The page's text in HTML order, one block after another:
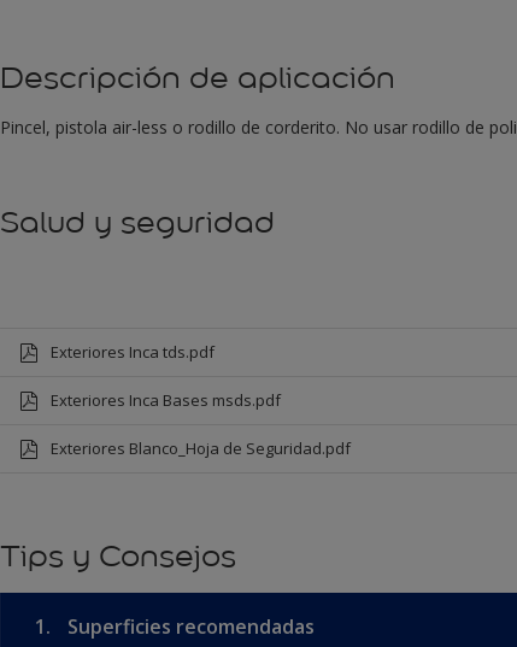
Descripción de aplicación
Pincel, pistola air-less o rodillo de corderito. No usar rodillo de
Salud y seguridad
Exteriores Inca tds.pdf
Exteriores Inca Bases msds.pdf
Exteriores Blanco_Hoja de Seguridad.pdf
Tips y Consejos
1. Superficies recomendadas